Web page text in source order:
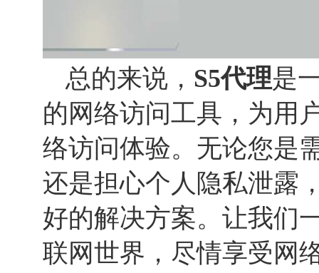
总的来说， S5代理是
的网络访问工具，为用
络访问体验。无论您是
还是担心个人隐私泄露
好的解决方案。让我们
联网世界，尽情享受网